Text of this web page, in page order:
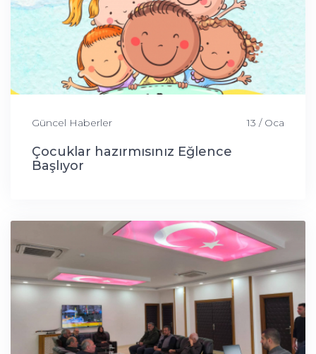
Güncel Haberler 13 / Oca
Çocuklar hazırmısınız Eğlence
Başlıyor